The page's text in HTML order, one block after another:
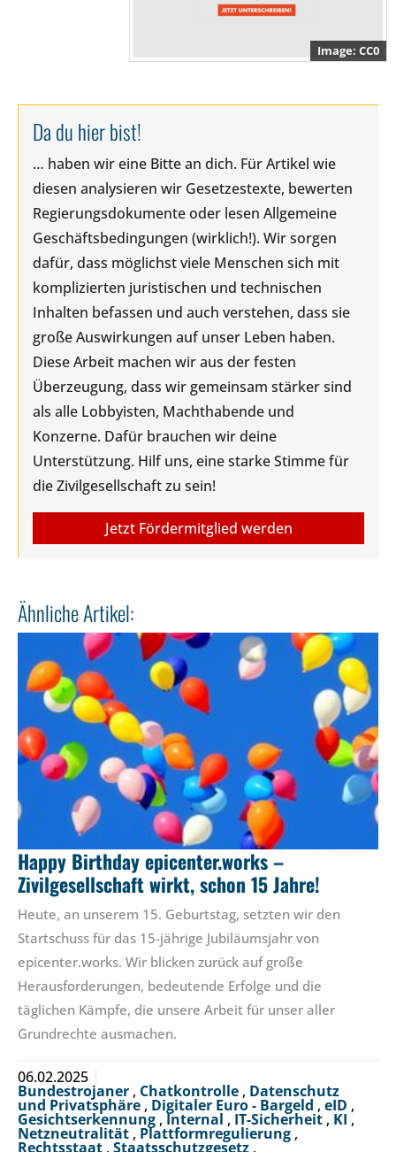
CC0
Da du hier bist!
… haben wir eine Bitte an dich. Für Artikel wie
diesen analysieren wir Gesetzestexte, bewerten
Regierungsdokumente oder lesen Allgemeine
Geschäftsbedingungen (wirklich!). Wir sorgen
dafür, dass möglichst viele Menschen sich mit
komplizierten juristischen und technischen
Inhalten befassen und auch verstehen, dass sie
große Auswirkungen auf unser Leben haben.
Diese Arbeit machen wir aus der festen
Überzeugung, dass wir gemeinsam stärker sind
als alle Lobbyisten, Machthabende und
Konzerne. Dafür brauchen wir deine
Unterstützung. Hilf uns, eine starke Stimme für
die Zivilgesellschaft zu sein!
Jetzt Fördermitglied werden
Ähnliche Artikel:
Happy Birthday epicenter.works –
Zivilgesellschaft wirkt, schon 15 Jahre!
Heute, an unserem 15. Geburtstag, setzten wir den
Startschuss für das 15-jährige Jubiläumsjahr von
epicenter.works. Wir blicken zurück auf große
Herausforderungen, bedeutende Erfolge und die
täglichen Kämpfe, die unsere Arbeit für unser aller
Grundrechte ausmachen.
06.02.2025
Bundestrojaner , Chatkontrolle , Datenschutz
und Privatsphäre , Digitaler Euro - Bargeld , eID ,
Gesichtserkennung , Internal , IT-Sicherheit , KI ,
Netzneutralität , Plattformregulierung ,
Rechtsstaat , Staatsschutzgesetz ,